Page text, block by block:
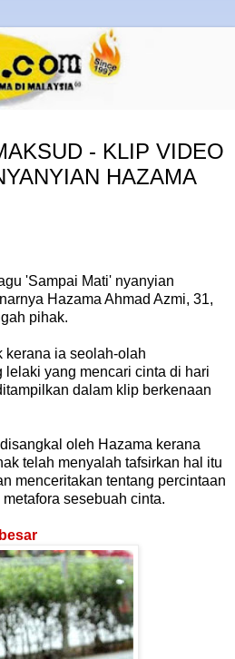
- KLIP VIDEO
HAZAMA
'Sampai Mati' nyanyian
Hazama Ahmad Azmi, 31,
pihak.
kerana ia seolah-olah
lelaki yang mencari cinta di hari
dalam klip berkenaan
oleh Hazama kerana
telah menyalah tafsirkan hal itu
menceritakan tentang percintaan
sesebuah cinta.